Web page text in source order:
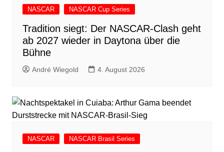
NASCAR NASCAR Cup Series
Tradition siegt: Der NASCAR-Clash geht
ab 2027 wieder in Daytona über die
Bühne
André Wiegold 4. August 2026
NASCAR NASCAR Brasil Series